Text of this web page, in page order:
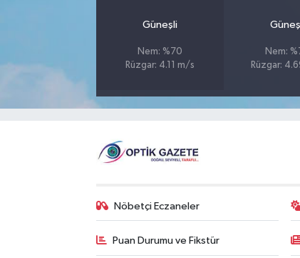
Güneşli
Nem: %70
Rüzgar: 4.11 m/s
Nem:
Rüzgar:
Nöbetçi Eczaneler
Puan Durumu ve Fikstür